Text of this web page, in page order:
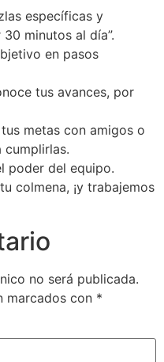
específicas y
minutos al día”.
en pasos
tus avances, por
metas con amigos o
cumplirlas.
poder del equipo.
colmena, ¡y trabajemos
no será publicada.
marcados con *